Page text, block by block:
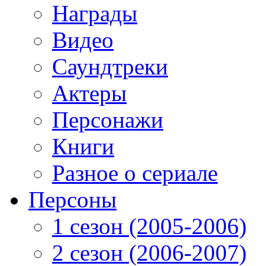
Награды
Видео
Саундтреки
Актеры
Персонажи
Книги
Разное о сериале
Персоны
1 сезон (2005-2006)
2 сезон (2006-2007)